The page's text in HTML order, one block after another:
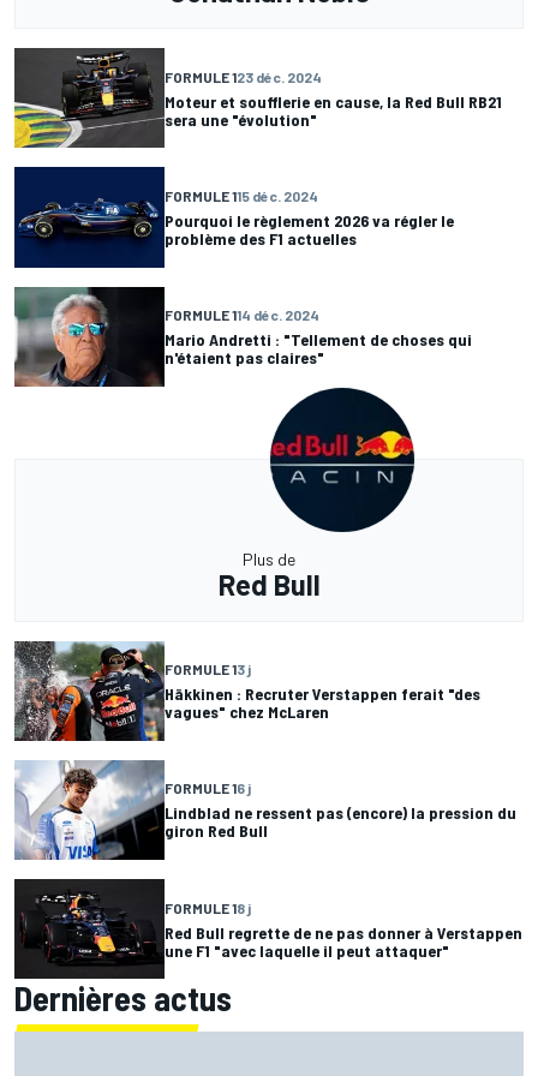
FORMULE 123 déc. 2024
Moteur et soufflerie en cause, la Red Bull RB21
sera une "évolution"
FORMULE 115 déc. 2024
Pourquoi le règlement 2026 va régler le
problème des F1 actuelles
FORMULE 114 déc. 2024
Mario Andretti : "Tellement de choses qui
n'étaient pas claires"
Plus de
Red Bull
FORMULE 13 j
Häkkinen : Recruter Verstappen ferait "des
vagues" chez McLaren
FORMULE 16 j
Lindblad ne ressent pas (encore) la pression du
giron Red Bull
FORMULE 18 j
Red Bull regrette de ne pas donner à Verstappen
une F1 "avec laquelle il peut attaquer"
Dernières actus